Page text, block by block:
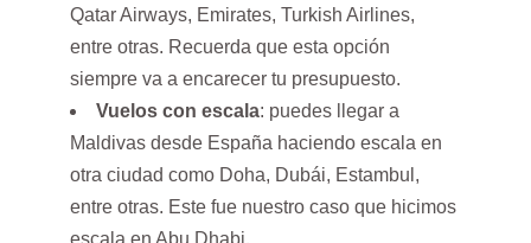
Qatar Airways, Emirates, Turkish Airlines,
entre otras. Recuerda que esta opción
siempre va a encarecer tu presupuesto.
Vuelos con escala: puedes llegar a
Maldivas desde España haciendo escala en
otra ciudad como Doha, Dubái, Estambul,
entre otras. Este fue nuestro caso que hicimos
escala en Abu Dhabi.